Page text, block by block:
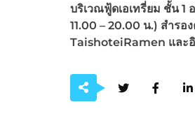
บริเวณฟู้ดเอเทรี่ยม ชั้น 1
11.00 – 20.00 น.) สำรอ
TaishoteiRamen และ